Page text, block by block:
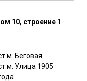
10, строение 1
Беговая
Улица 1905